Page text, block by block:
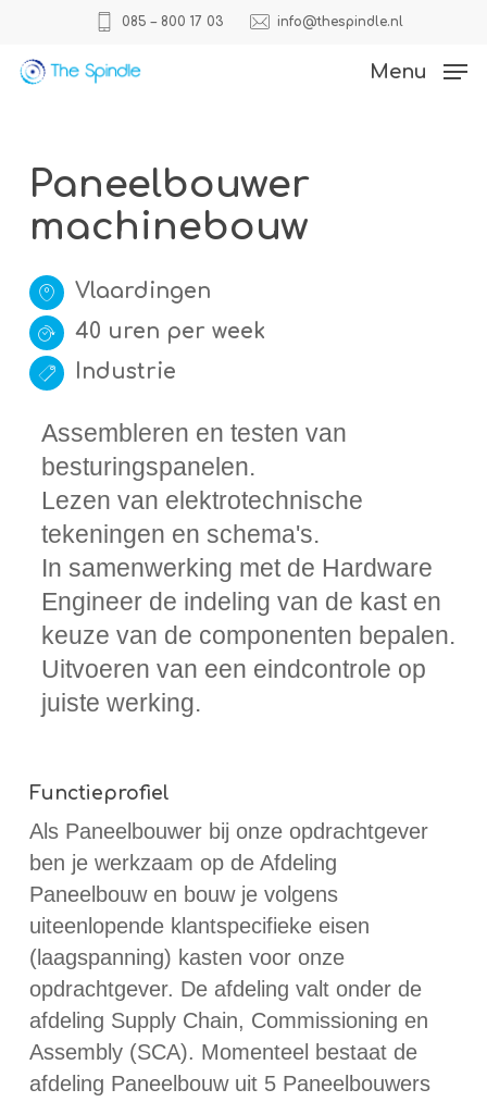
main
085 – 800 17 03 info@thespindle.nl
Menu
Paneelbouwer
machinebouw
Vlaardingen
40 uren per week
Industrie
Assembleren en testen van
besturingspanelen.
Lezen van elektrotechnische
tekeningen en schema's.
In samenwerking met de Hardware
Engineer de indeling van de kast en
keuze van de componenten bepalen.
Uitvoeren van een eindcontrole op
juiste werking.
Functieprofiel
Als Paneelbouwer bij onze opdrachtgever
ben je werkzaam op de Afdeling
Paneelbouw en bouw je volgens
uiteenlopende klantspecifieke eisen
(laagspanning) kasten voor onze
opdrachtgever. De afdeling valt onder de
afdeling Supply Chain, Commissioning en
Assembly (SCA). Momenteel bestaat de
afdeling Paneelbouw uit 5 Paneelbouwers
Close